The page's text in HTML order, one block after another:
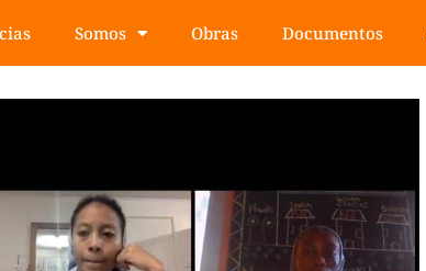
Somos Obras Documentos